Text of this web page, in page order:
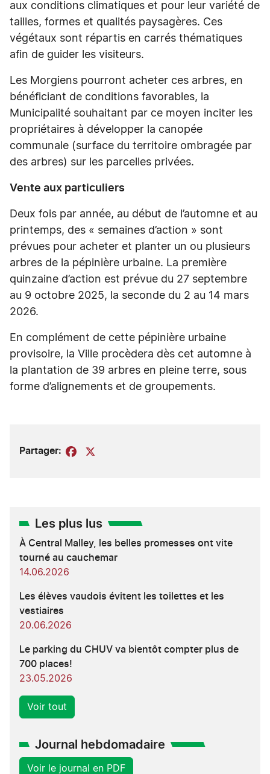
aux conditions climatiques et pour leur variété de
tailles, formes et qualités paysagères. Ces
végétaux sont répartis en carrés thématiques
afin de guider les visiteurs.
Les Morgiens pourront acheter ces arbres, en
bénéficiant de conditions favorables, la
Municipalité souhaitant par ce moyen inciter les
propriétaires à développer la canopée
communale (surface du territoire ombragée par
des arbres) sur les parcelles privées.
Vente aux particuliers
Deux fois par année, au début de l’automne et au
printemps, des « semaines d’action » sont
prévues pour acheter et planter un ou plusieurs
arbres de la pépinière urbaine. La première
quinzaine d’action est prévue du 27 septembre
au 9 octobre 2025, la seconde du 2 au 14 mars
2026.
En complément de cette pépinière urbaine
provisoire, la Ville procèdera dès cet automne à
la plantation de 39 arbres en pleine terre, sous
forme d’alignements et de groupements.
Partager: Facebook
Les plus lus
À Central Malley, les belles promesses ont vite
tourné au cauchemar
14.06.2026
Les élèves vaudois évitent les toilettes et les
vestiaires
20.06.2026
Le parking du CHUV va bientôt compter plus de
700 places!
23.05.2026
Voir tout
Journal hebdomadaire
Voir le journal en PDF